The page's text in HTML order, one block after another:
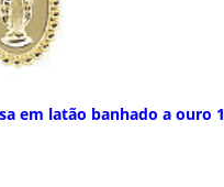
em latão banhado a ouro